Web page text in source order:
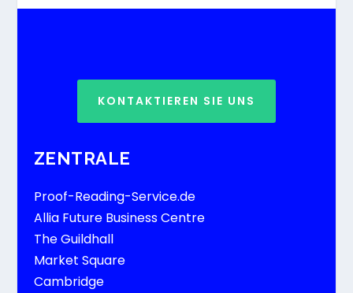
KONTAKTIEREN SIE UNS
ZENTRALE
Proof-Reading-Service.de
Allia Future Business Centre
The Guildhall
Market Square
Cambridge